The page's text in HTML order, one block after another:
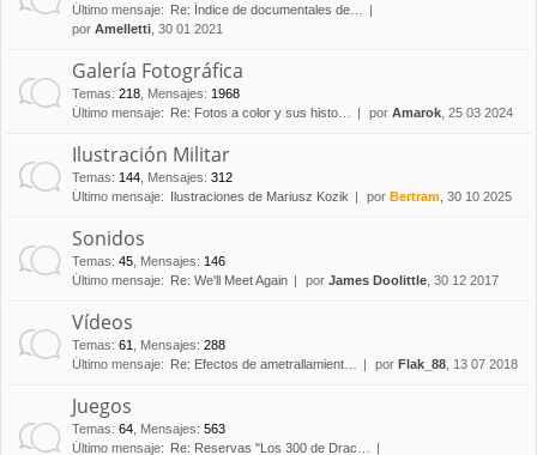
Último mensaje:
Re: Índice de documentales de…
por Amelletti , 30 01 2021
Galería Fotográfica
Temas: 218 Mensajes: 1968
Último mensaje:
Re: Fotos a color y sus histo… por Amarok , 25 03 2024
Ilustración Militar
Temas: 144 Mensajes: 312
Último mensaje:
Ilustraciones de Mariusz Kozik por Bertram , 30 10 2025
Sonidos
Temas: 45 Mensajes: 146
Último mensaje:
Re: We'll Meet Again por James Doolittle , 30 12 2017
Vídeos
Temas: 61 Mensajes: 288
Último mensaje:
Re: Efectos de ametrallamient… por Flak_88 , 13 07 2018
Juegos
Temas: 64 Mensajes: 563
Último mensaje:
Re: Reservas "Los 300 de Drac…